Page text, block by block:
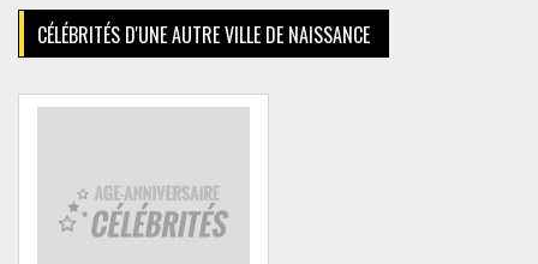
CÉLÉBRITÉS D'UNE AUTRE VILLE DE NAISSANCE